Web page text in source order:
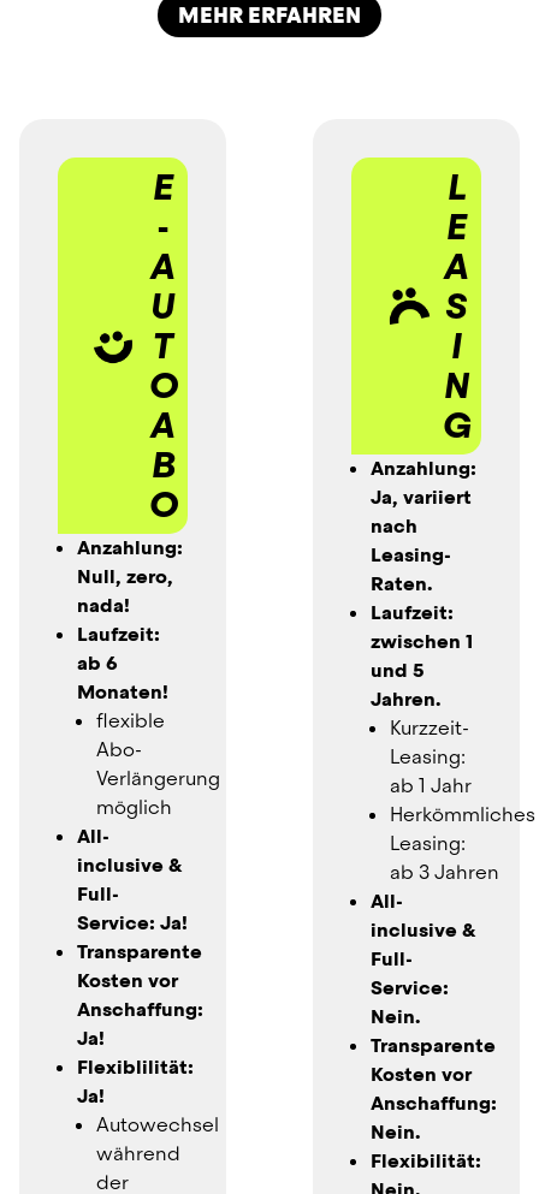
MEHR ERFAHREN
E
-
A
U
T
O
A
B
O
Anzahlung:
Null, zero,
nada!
Laufzeit:
ab 6
Monaten!
flexible
Abo-
möglich
All-
inclusive &
Full-
Service: Ja!
Transparente
Kosten vor
Anschaffung:
Ja!
Flexiblilität:
Ja!
Autowechsel
während
L
E
A
S
I
N
G
Anzahlung:
Ja, variiert
nach
Leasing-
Raten.
Laufzeit:
zwischen 1
und 5
Jahren.
Kurzzeit-
Leasing:
ab 1 Jahr
Herkömmliches
ab 3 Jahren
All-
inclusive &
Full-
Service:
Nein.
Transparente
Kosten vor
Anschaffung:
Nein.
Flexibilität: